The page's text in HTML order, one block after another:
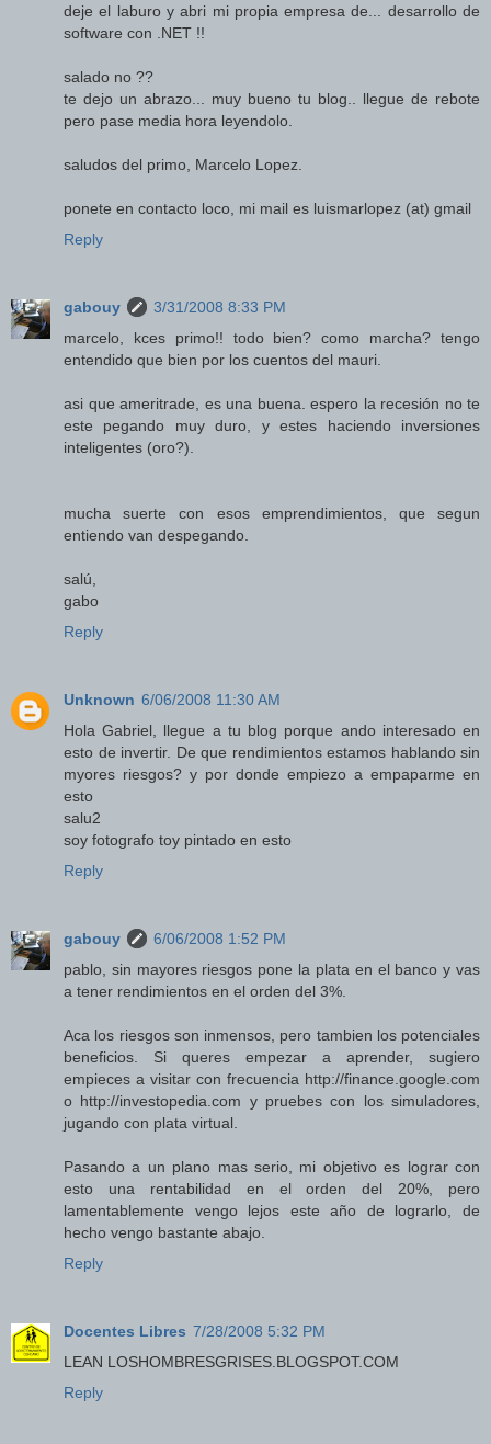
deje el laburo y abri mi propia empresa de... desarrollo de
software con .NET !!
salado no ??
te dejo un abrazo... muy bueno tu blog.. llegue de rebote
pero pase media hora leyendolo.
saludos del primo, Marcelo Lopez.
ponete en contacto loco, mi mail es luismarlopez (at) gmail
Reply
gabouy
3/31/2008 8:33 PM
marcelo, kces primo!! todo bien? como marcha? tengo
entendido que bien por los cuentos del mauri.
asi que ameritrade, es una buena. espero la recesión no te
este pegando muy duro, y estes haciendo inversiones
inteligentes (oro?).
mucha suerte con esos emprendimientos, que segun
entiendo van despegando.
salú,
gabo
Reply
Unknown 6/06/2008 11:30 AM
Hola Gabriel, llegue a tu blog porque ando interesado en
esto de invertir. De que rendimientos estamos hablando sin
myores riesgos? y por donde empiezo a empaparme en
esto
salu2
soy fotografo toy pintado en esto
Reply
gabouy
6/06/2008 1:52 PM
pablo, sin mayores riesgos pone la plata en el banco y vas
a tener rendimientos en el orden del 3%.
Aca los riesgos son inmensos, pero tambien los potenciales
beneficios. Si queres empezar a aprender, sugiero
empieces a visitar con frecuencia http://finance.google.com
o http://investopedia.com y pruebes con los simuladores,
jugando con plata virtual.
Pasando a un plano mas serio, mi objetivo es lograr con
esto una rentabilidad en el orden del 20%, pero
lamentablemente vengo lejos este año de lograrlo, de
hecho vengo bastante abajo.
Reply
Docentes Libres 7/28/2008 5:32 PM
LEAN LOSHOMBRESGRISES.BLOGSPOT.COM
Reply